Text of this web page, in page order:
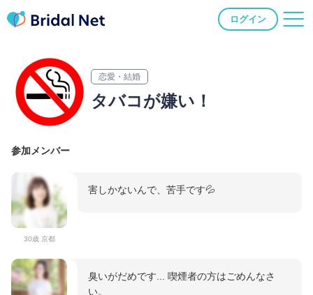
ログイン
恋愛・結婚
タバコが嫌い！
参加メンバー
30歳 京都
害しかないんで、苦手です💦
臭いがだめです... 喫煙者の方はごめんなさ
い。